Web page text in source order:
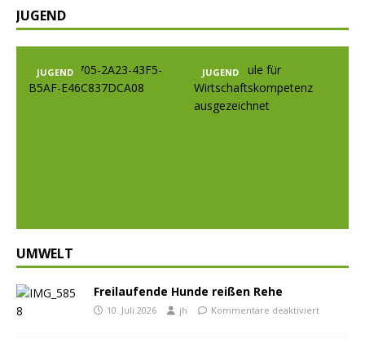
JUGEND
JUGEND JUGEND
UMWELT
Freilaufende Hunde reißen Rehe
10. Juli 2026 jh Kommentare deaktiviert